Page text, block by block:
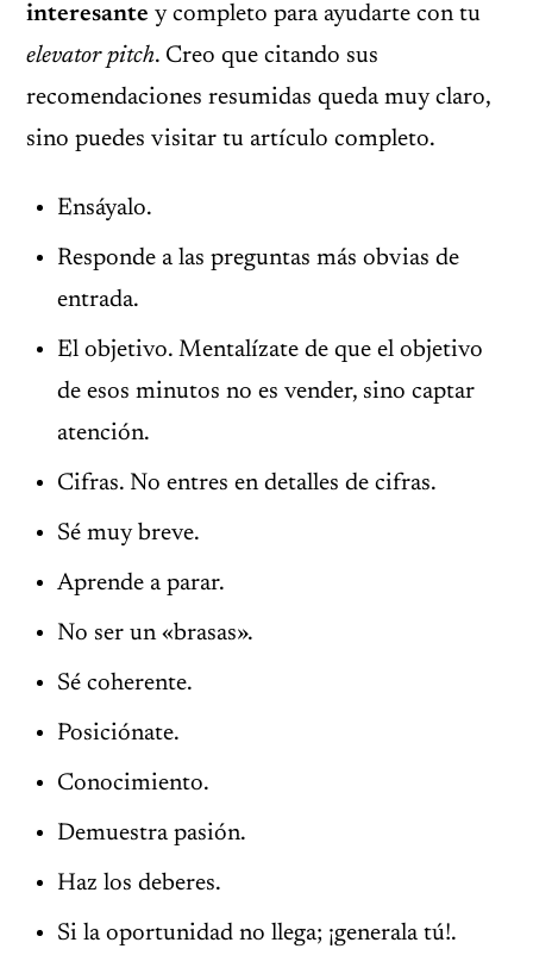
interesante y completo para ayudarte con tu
elevator pitch. Creo que citando sus
recomendaciones resumidas queda muy claro,
sino puedes visitar tu artículo completo.
Ensáyalo.
Responde a las preguntas más obvias de
entrada.
El objetivo. Mentalízate de que el objetivo
de esos minutos no es vender, sino captar
atención.
Cifras. No entres en detalles de cifras.
Sé muy breve.
Aprende a parar.
No ser un «brasas».
Sé coherente.
Posiciónate.
Conocimiento.
Demuestra pasión.
Haz los deberes.
Si la oportunidad no llega; ¡generala tú!.